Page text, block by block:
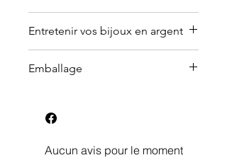
argent plaqué).Contactez-moi
pour en discuter.
Entretenir vos bijoux en argent
ternissent?
Les produits nettoyants, le
chlore, le contact avec les
Emballage
dépensez pour un bijou sur ma
livré dans une boîte à bijoux avec
Aucun avis pour le moment